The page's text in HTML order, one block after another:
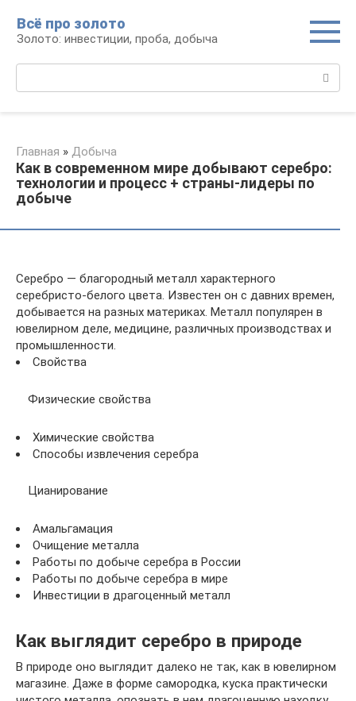
контенту
Всё про золото
Золото: инвестиции, проба, добыча
Главная » Добыча
Как в современном мире добывают серебро:
технологии и процесс + страны-лидеры по
добыче
Серебро — благородный металл характерного
серебристо-белого цвета. Известен он с давних времен,
добывается на разных материках. Металл популярен в
ювелирном деле, медицине, различных производствах и
промышленности.
Свойства
Физические свойства
Химические свойства
Способы извлечения серебра
Цианирование
Амальгамация
Очищение металла
Работы по добыче серебра в России
Работы по добыче серебра в мире
Инвестиции в драгоценный металл
Как выглядит серебро в природе
В природе оно выглядит далеко не так, как в ювелирном
магазине. Даже в форме самородка, куска практически